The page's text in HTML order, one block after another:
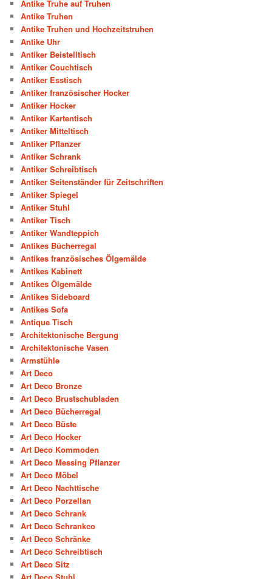
Antike Truhe auf Truhen
Antike Truhen
Antike Truhen und Hochzeitstruhen
Antike Uhr
Antiker Beistelltisch
Antiker Couchtisch
Antiker Esstisch
Antiker französischer Hocker
Antiker Hocker
Antiker Kartentisch
Antiker Mitteltisch
Antiker Pflanzer
Antiker Schrank
Antiker Schreibtisch
Antiker Seitenständer für Zeitschriften
Antiker Spiegel
Antiker Stuhl
Antiker Tisch
Antiker Wandteppich
Antikes Bücherregal
Antikes französisches Ölgemälde
Antikes Kabinett
Antikes Ölgemälde
Antikes Sideboard
Antikes Sofa
Antique Tisch
Architektonische Bergung
Architektonische Vasen
Armstühle
Art Deco
Art Deco Bronze
Art Deco Brustschubladen
Art Deco Bücherregal
Art Deco Büste
Art Deco Hocker
Art Deco Kommoden
Art Deco Messing Pflanzer
Art Deco Möbel
Art Deco Nachttische
Art Deco Porzellan
Art Deco Schrank
Art Deco Schrankco
Art Deco Schränke
Art Deco Schreibtisch
Art Deco Sitz